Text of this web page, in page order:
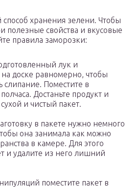
хранения зелени. Чтобы
полезные свойства и вкусовые
правила заморозки:
лук и
доске равномерно, чтобы
слипание. Поместите в
Достаньте продукт и
и чистый пакет.
в пакете нужно немного
она занимала как можно
в камере. Для этого
и удалите из него лишний
поместите пакет в